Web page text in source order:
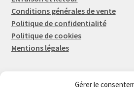
Gérer le
Conditions générales de vente
Politique de confidentialité
Politique de cookies
Mentions légales